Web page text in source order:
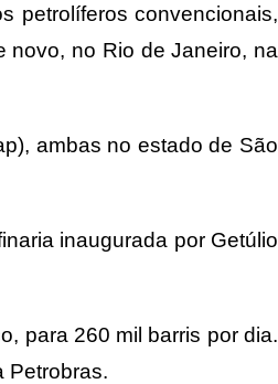
petrolíferos convencionais,
novo, no Rio de Janeiro, na
ambas no estado de São
inaugurada por Getúlio
para 260 mil barris por dia.
Petrobras.